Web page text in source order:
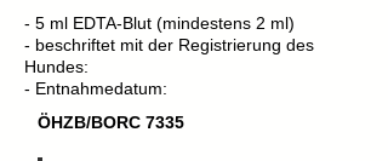
- 5 ml EDTA-Blut (mindestens 2 ml)
- beschriftet mit der Registrierung des
Hundes:
- Entnahmedatum:
ÖHZB/BORC 7335